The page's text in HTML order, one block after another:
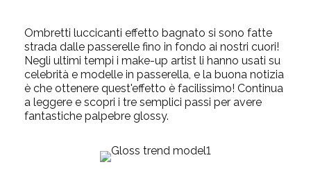
Ombretti luccicanti effetto bagnato si sono fatte
strada dalle passerelle fino in fondo ai nostri cuori!
Negli ultimi tempi i make-up artist li hanno usati su
celebrità e modelle in passerella, e la buona notizia
è che ottenere quest'effetto è facilissimo! Continua
a leggere e scopri i tre semplici passi per avere
fantastiche palpebre glossy.